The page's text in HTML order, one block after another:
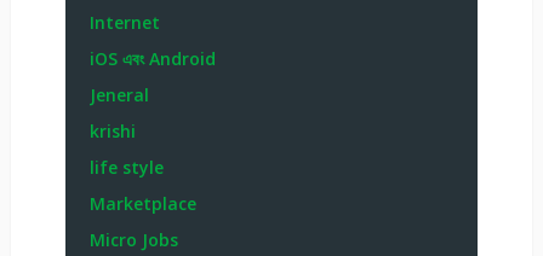
Internet
iOS এবং Android
Jeneral
krishi
life style
Marketplace
Micro Jobs